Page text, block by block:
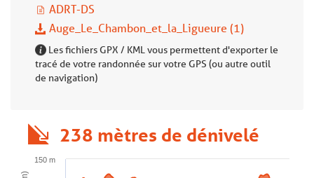
ADRT-DS
Auge_Le_Chambon_et_la_Ligueure (1)
Les fichiers GPX / KML vous permettent d'exporter le
tracé de votre randonnée sur votre GPS (ou autre outil
de navigation)
238 mètres de dénivelé
150 m